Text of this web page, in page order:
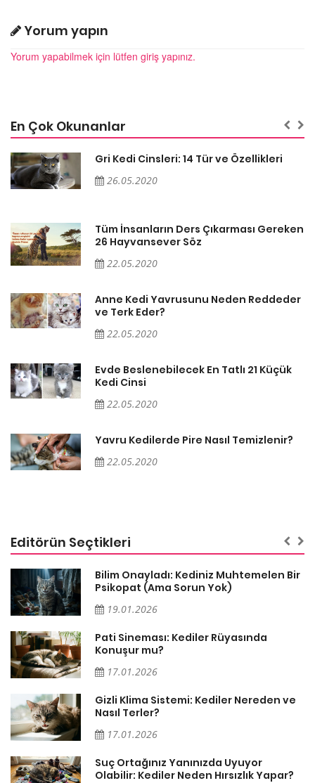
Yorum yapın
Yorum yapabilmek için lütfen giriş yapınız.
En Çok Okunanlar
Gri Kedi Cinsleri: 14 Tür ve Özellikleri
26.05.2020
Tüm İnsanların Ders Çıkarması Gereken
26 Hayvansever Söz
22.05.2020
Anne Kedi Yavrusunu Neden Reddeder
ve Terk Eder?
22.05.2020
Evde Beslenebilecek En Tatlı 21 Küçük
Kedi Cinsi
22.05.2020
Yavru Kedilerde Pire Nasıl Temizlenir?
22.05.2020
Editörün Seçtikleri
Bilim Onayladı: Kediniz Muhtemelen Bir
Psikopat (Ama Sorun Yok)
19.01.2026
Pati Sineması: Kediler Rüyasında
Konuşur mu?
17.01.2026
Gizli Klima Sistemi: Kediler Nereden ve
Nasıl Terler?
17.01.2026
Suç Ortağınız Yanınızda Uyuyor
Olabilir: Kediler Neden Hırsızlık Yapar?